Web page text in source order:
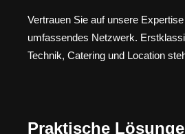
Vertrauen Sie auf unsere
umfassendes Netzwerk.
Technik, Catering und Location
Praktische